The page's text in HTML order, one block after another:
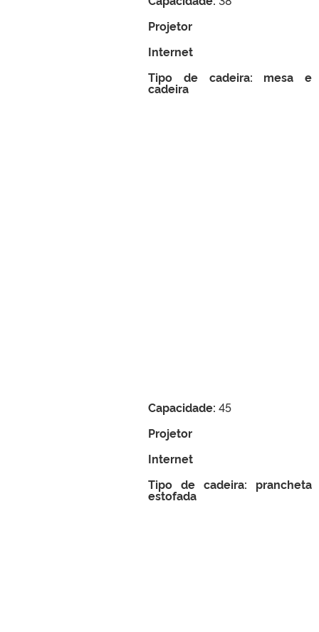
Projetor
Internet
Tipo de cadeira: mesa e
cadeira
Capacidade: 45
Projetor
Internet
Tipo de cadeira: prancheta
estofada